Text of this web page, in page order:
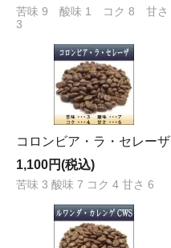
苦味 9 酸味 1 コク 8 甘さ
3
コロンビア・ラ・セレーザ
1,100円(税込)
苦味 3 酸味 7 コク 4 甘さ 6